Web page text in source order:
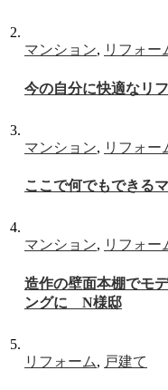
マンション, リフォー
今の自分に快適なリ
マンション, リフォー
ここで何でもできる
マンション, リフォー
造作の壁面本棚でモ
ングに N様邸
リフォーム, 戸建て